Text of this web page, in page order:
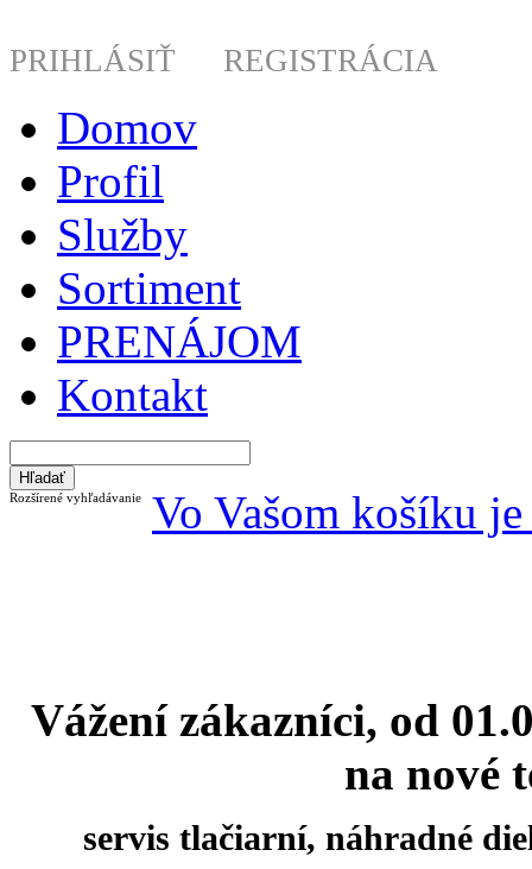
PRIHLÁSIŤ REGISTRÁCIA
Domov
Profil
Služby
Sortiment
PRENÁJOM
Kontakt
Rozšírené vyhľadávanie Vo Vašom košíku
Vážení zákazníci, od
na nové
servis tlačiarní, náhradné